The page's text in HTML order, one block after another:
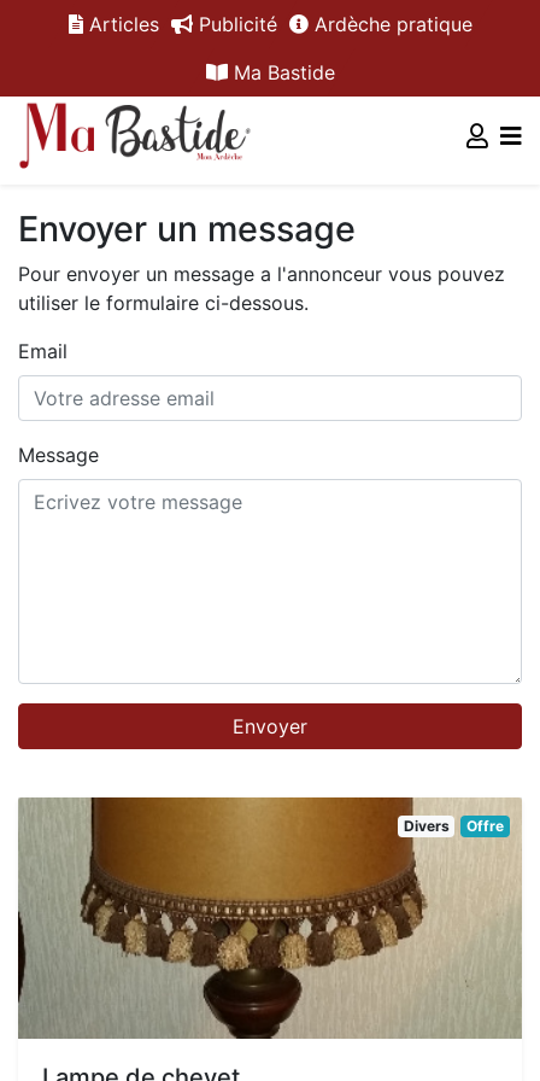
Articles Publicité
Ardèche pratique
Ma Bastide
Envoyer un message
Pour envoyer un message a l'annonceur vous pouvez
utiliser le formulaire ci-dessous.
Email
Message
Divers Offre